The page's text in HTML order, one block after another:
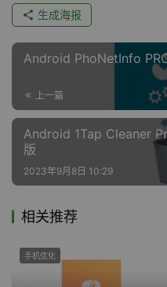
生成海报
Android PhoNetInfo
上一篇
Android 1Tap Cleaner
版
2023年9月8日 10:29
相关推荐
手机优化